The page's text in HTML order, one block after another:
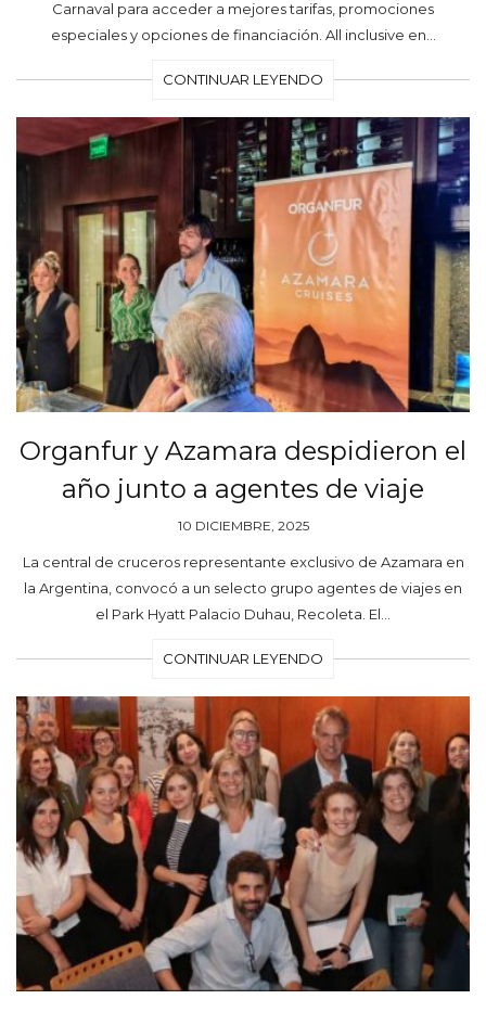
Carnaval para acceder a mejores tarifas, promociones
especiales y opciones de financiación. All inclusive en…
CONTINUAR LEYENDO
Organfur y Azamara despidieron el
año junto a agentes de viaje
10 DICIEMBRE, 2025
La central de cruceros representante exclusivo de Azamara en
la Argentina, convocó a un selecto grupo agentes de viajes en
el Park Hyatt Palacio Duhau, Recoleta. El…
CONTINUAR LEYENDO